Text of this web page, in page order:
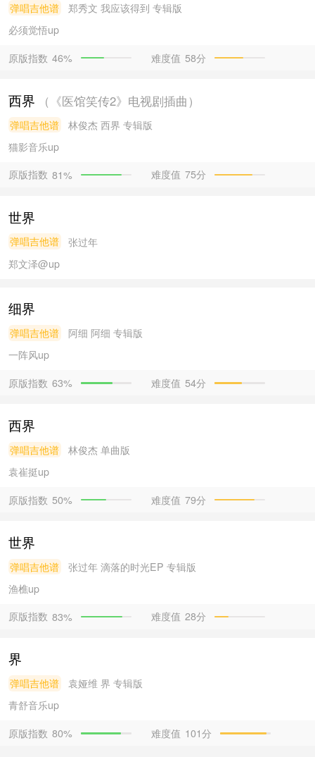
弹唱吉他谱 郑秀文 我应该得到 专辑版
必须觉悟up
原版指数 46% 难度值 58分
西界 （《医馆笑传2》电视剧插曲）
弹唱吉他谱 林俊杰 西界 专辑版
猫影音乐up
原版指数 81% 难度值 75分
世界
弹唱吉他谱
张过年
郑文泽@up
细界
弹唱吉他谱 阿细 阿细 专辑版
一阵风up
原版指数 63% 难度值 54分
西界
弹唱吉他谱 林俊杰 单曲版
袁崔挺up
原版指数 50% 难度值 79分
世界
弹唱吉他谱 张过年 滴落的时光EP 专辑版
渔樵up
原版指数 83% 难度值 28分
界
弹唱吉他谱 袁娅维 界 专辑版
青舒音乐up
原版指数 80% 难度值 101分